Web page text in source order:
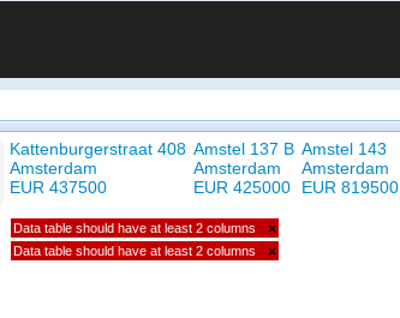
Kattenburgerstraat 408
Amsterdam
EUR 437500
Amstel 137 B
Amsterdam
EUR 425000
Amstel 143
Amsterdam
EUR 819500
Data table should have at least 2 columns ×
Data table should have at least 2 columns ×